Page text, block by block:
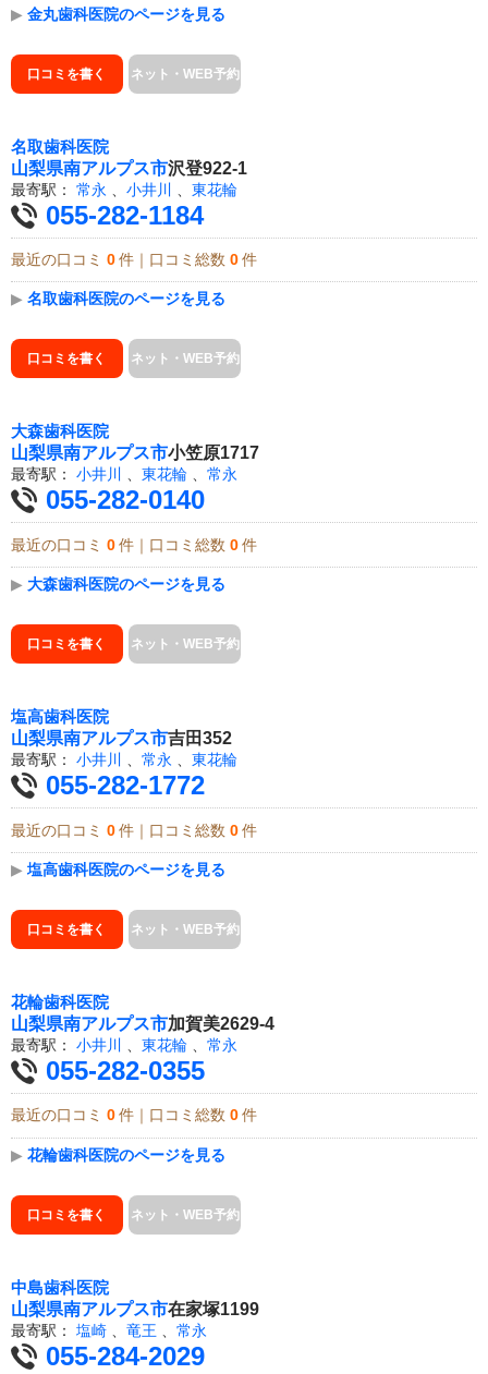
▶ 金丸歯科医院のページを見る
口コミを書く ネット・WEB予約
名取歯科医院
山梨県南アルプス市沢登922-1
最寄駅： 常永 小井川 東花輪
055-282-1184
最近の口コミ 0 件｜口コミ総数 0 件
▶ 名取歯科医院のページを見る
口コミを書く ネット・WEB予約
大森歯科医院
山梨県南アルプス市小笠原1717
最寄駅： 小井川 、 東花輪 、 常永
055-282-0140
最近の口コミ 0 件｜口コミ総数 0 件
▶ 大森歯科医院のページを見る
口コミを書く ネット・WEB予約
塩高歯科医院
山梨県南アルプス市吉田352
最寄駅： 小井川 、 常永 、 東花輪
055-282-1772
最近の口コミ 0 件｜口コミ総数 0 件
▶ 塩高歯科医院のページを見る
口コミを書く ネット・WEB予約
花輪歯科医院
山梨県南アルプス市加賀美2629-4
最寄駅： 小井川 東花輪 常永
055-282-0355
最近の口コミ 0 件｜口コミ総数 0 件
▶ 花輪歯科医院のページを見る
口コミを書く ネット・WEB予約
中島歯科医院
山梨県南アルプス市在家塚1199
最寄駅： 塩崎 竜王 常永
055-284-2029